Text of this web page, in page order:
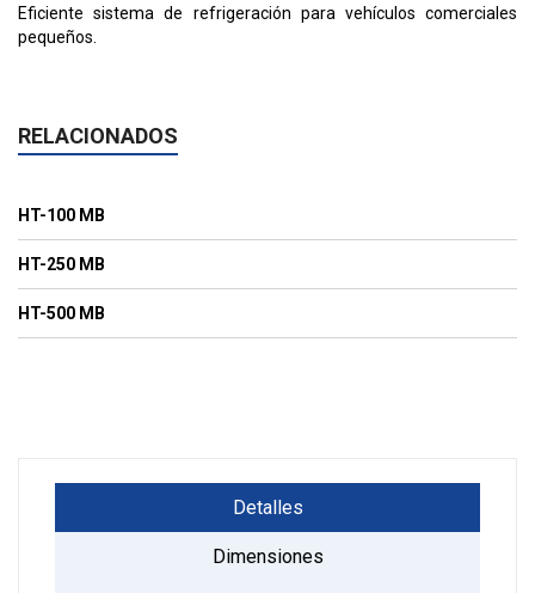
Eficiente sistema de refrigeración para vehículos comerciales
pequeños.
RELACIONADOS
HT-100 MB
HT-250 MB
HT-500 MB
Detalles
Dimensiones